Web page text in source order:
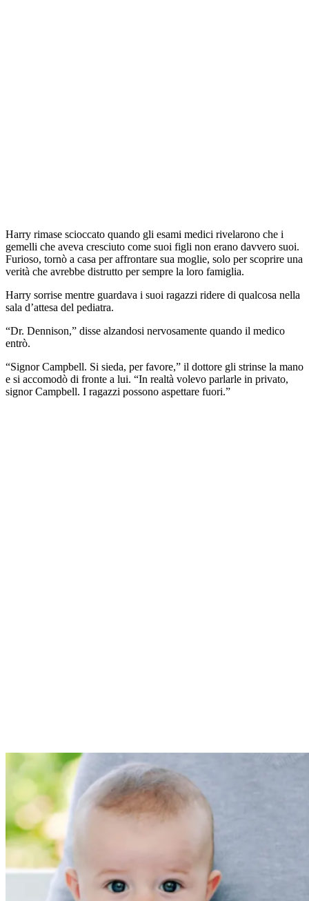
Harry rimase scioccato quando gli esami medici rivelarono che i
gemelli che aveva cresciuto come suoi figli non erano davvero suoi.
Furioso, tornò a casa per affrontare sua moglie, solo per scoprire una
verità che avrebbe distrutto per sempre la loro famiglia.
Harry sorrise mentre guardava i suoi ragazzi ridere di qualcosa nella
sala d’attesa del pediatra.
“Dr. Dennison,” disse alzandosi nervosamente quando il medico
entrò.
“Signor Campbell. Si sieda, per favore,” il dottore gli strinse la mano
e si accomodò di fronte a lui. “In realtà volevo parlarle in privato,
signor Campbell. I ragazzi possono aspettare fuori.”